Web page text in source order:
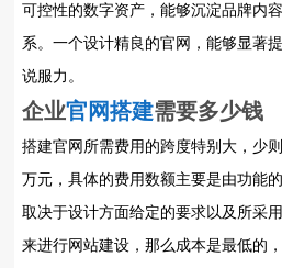
可控性的数字资产，能够沉淀品牌内
系。一个设计精良的官网，能够显著
说服力。
企业官网搭建需要多少钱
搭建官网所需费用的跨度特别大，少
万元，具体的费用数额主要是由功能
取决于设计方面给定的要求以及所采
来进行网站建设，那么成本是最低的